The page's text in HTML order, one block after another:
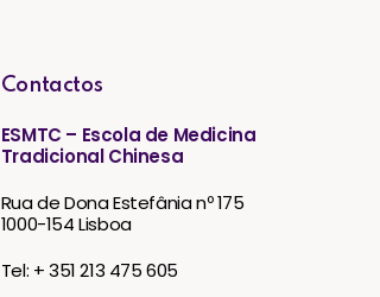
Contactos
ESMTC – Escola de Medicina
Tradicional Chinesa
Rua de Dona Estefânia nº 175
1000-154 Lisboa
Tel: + 351 213 475 605